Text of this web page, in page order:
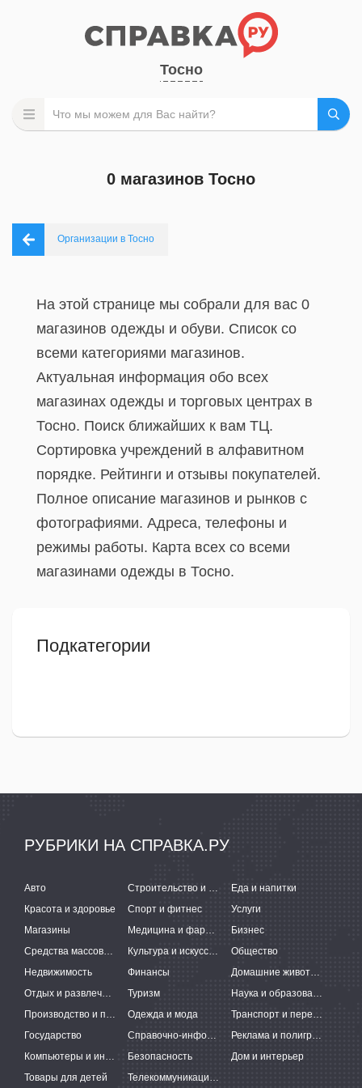
Тосно
0 магазинов Тосно
Организации в Тосно
На этой странице мы собрали для вас 0
магазинов одежды и обуви. Список со
всеми категориями магазинов.
Актуальная информация обо всех
магазинах одежды и торговых центрах в
Тосно. Поиск ближайших к вам ТЦ.
Сортировка учреждений в алфавитном
порядке. Рейтинги и отзывы покупателей.
Полное описание магазинов и рынков с
фотографиями. Адреса, телефоны и
режимы работы. Карта всех со всеми
магазинами одежды в Тосно.
Подкатегории
РУБРИКИ НА СПРАВКА.РУ
Авто Строительство и ремонт
Еда и напитки
Красота и здоровье
Спорт и фитнес
Услуги
Магазины
Медицина и фармацевтика
Бизнес
Средства массовой информации
Культура и искусство
Общество
Недвижимость
Финансы
Домашние животные
Отдых и развлечения
Туризм
Наука и образование
Производство и поставки
Одежда и мода
Транспорт и перевозки
Государство
Справочно-информационные системы
Реклама и полиграфия
Компьютеры и интернет
Безопасность
Дом и интерьер
Товары для детей
Телекоммуникации и связь